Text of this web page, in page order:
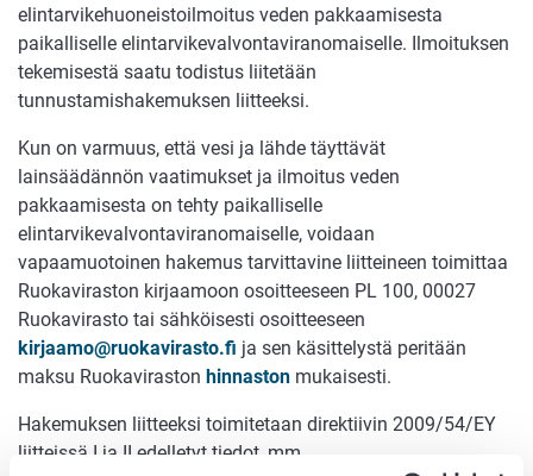
elintarvikehuoneistoilmoitus veden pakkaamisesta
paikalliselle elintarvikevalvontaviranomaiselle. Ilmoituksen
tekemisestä saatu todistus liitetään
tunnustamishakemuksen liitteeksi.
Kun on varmuus, että vesi ja lähde täyttävät
lainsäädännön vaatimukset ja ilmoitus veden
pakkaamisesta on tehty paikalliselle
elintarvikevalvontaviranomaiselle, voidaan
vapaamuotoinen hakemus tarvittavine liitteineen toimittaa
Ruokaviraston kirjaamoon osoitteeseen PL 100, 00027
Ruokavirasto tai sähköisesti osoitteeseen
kirjaamo@ruokavirasto.fi ja sen käsittelystä peritään
maksu Ruokaviraston hinnaston mukaisesti.
Hakemuksen liitteeksi toimitetaan direktiivin 2009/54/EY
liitteissä I ja II edelletyt tiedot, mm.